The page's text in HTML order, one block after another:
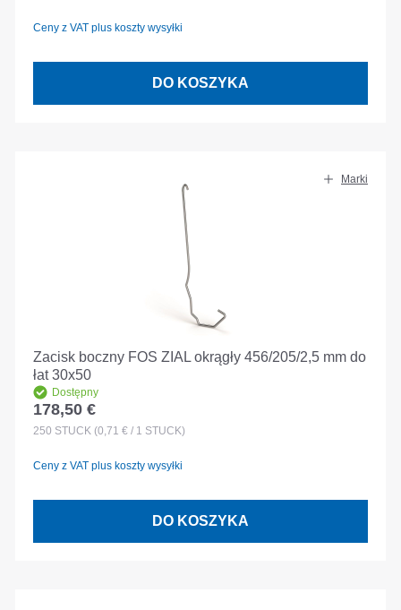
Ceny z VAT plus koszty wysyłki
DO KOSZYKA
Marki
Zacisk boczny FOS ZIAL okrągły 456/205/2,5 mm do
łat 30x50
Dostępny
Cena regularna:
178,50 €
250 STÜCK (0,71 € / 1 STÜCK)
Ceny z VAT plus koszty wysyłki
DO KOSZYKA